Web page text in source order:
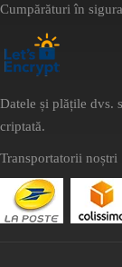
Cumpărături în
Datele și plățile dvs.
criptată.
Transportatorii noștri